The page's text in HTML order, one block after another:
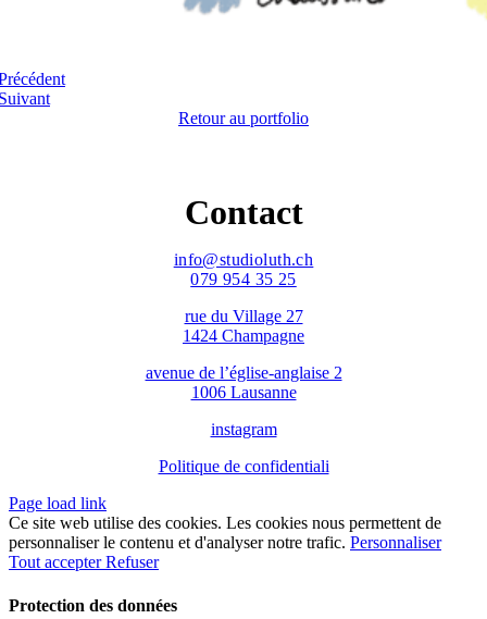
Retour au portfolio
Contact
info@studioluth.ch
079 954 35 25
rue du Village 27
1424 Champagne
avenue de l’église-anglaise 2
1006 Lausanne
instagram
Politique de confidentiali
Page load link
Ce site web utilise des cookies. Les cookies nous permettent de
personnaliser le contenu et d'analyser notre trafic. Personnaliser
Tout accepterRefuser
Protection des données